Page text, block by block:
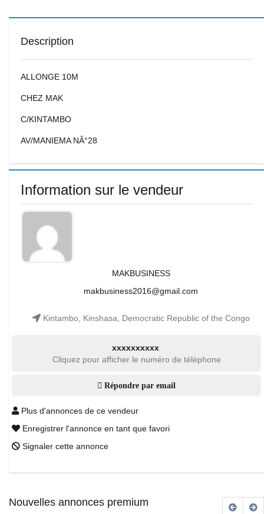
Description
ALLONGE 10M
CHEZ MAK
C/KINTAMBO
AV/MANIEMA NÂ°28
Information sur le vendeur
MAKBUSINESS
makbusiness2016@gmail.com
Kintambo, Kinshasa, Democratic Republic of the Congo
xxxxxxxxxx
Cliquez pour afficher le numéro de téléphone
Répondre par email
Plus d'annonces de ce vendeur
Enregistrer l'annonce en tant que favori
Signaler cette annonce
Nouvelles annonces premium